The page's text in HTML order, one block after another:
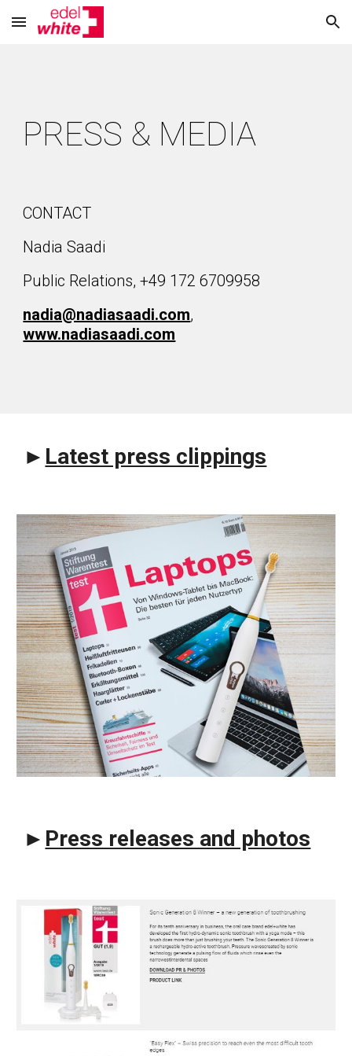
Skip to main content Skip to navigation
PRESS & MEDIA
CONTACT
Nadia Saadi
Public Relations, +49 172 6709958
nadia@nadiasaadi.com
www.nadiasaadi.com
► Latest press clippings
► Press releases and photos